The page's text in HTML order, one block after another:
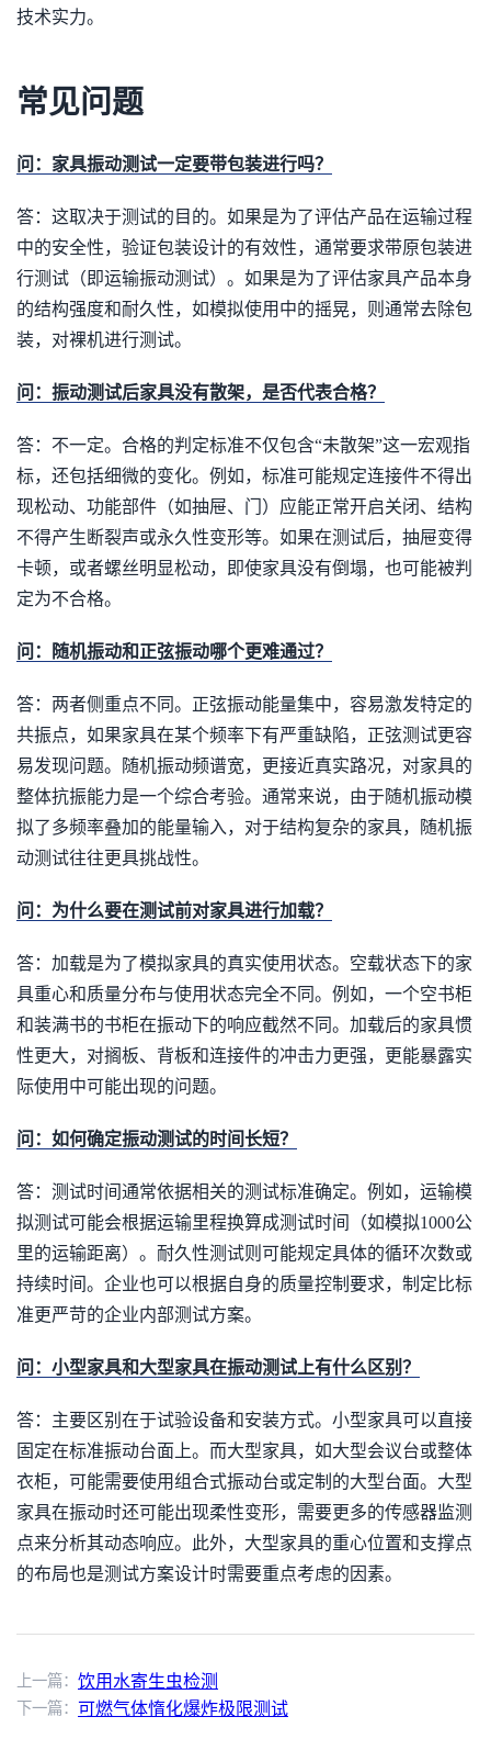
技术实力。
常见问题
问：家具振动测试一定要带包装进行吗？
答：这取决于测试的目的。如果是为了评估产品在运输过程
中的安全性，验证包装设计的有效性，通常要求带原包装进
行测试（即运输振动测试）。如果是为了评估家具产品本身
的结构强度和耐久性，如模拟使用中的摇晃，则通常去除包
装，对裸机进行测试。
问：振动测试后家具没有散架，是否代表合格？
答：不一定。合格的判定标准不仅包含“未散架”这一宏观指
标，还包括细微的变化。例如，标准可能规定连接件不得出
现松动、功能部件（如抽屉、门）应能正常开启关闭、结构
不得产生断裂声或永久性变形等。如果在测试后，抽屉变得
卡顿，或者螺丝明显松动，即使家具没有倒塌，也可能被判
定为不合格。
问：随机振动和正弦振动哪个更难通过？
答：两者侧重点不同。正弦振动能量集中，容易激发特定的
共振点，如果家具在某个频率下有严重缺陷，正弦测试更容
易发现问题。随机振动频谱宽，更接近真实路况，对家具的
整体抗振能力是一个综合考验。通常来说，由于随机振动模
拟了多频率叠加的能量输入，对于结构复杂的家具，随机振
动测试往往更具挑战性。
问：为什么要在测试前对家具进行加载？
答：加载是为了模拟家具的真实使用状态。空载状态下的家
具重心和质量分布与使用状态完全不同。例如，一个空书柜
和装满书的书柜在振动下的响应截然不同。加载后的家具惯
性更大，对搁板、背板和连接件的冲击力更强，更能暴露实
际使用中可能出现的问题。
问：如何确定振动测试的时间长短？
答：测试时间通常依据相关的测试标准确定。例如，运输模
拟测试可能会根据运输里程换算成测试时间（如模拟1000公
里的运输距离）。耐久性测试则可能规定具体的循环次数或
持续时间。企业也可以根据自身的质量控制要求，制定比标
准更严苛的企业内部测试方案。
问：小型家具和大型家具在振动测试上有什么区别？
答：主要区别在于试验设备和安装方式。小型家具可以直接
固定在标准振动台面上。而大型家具，如大型会议台或整体
衣柜，可能需要使用组合式振动台或定制的大型台面。大型
家具在振动时还可能出现柔性变形，需要更多的传感器监测
点来分析其动态响应。此外，大型家具的重心位置和支撑点
的布局也是测试方案设计时需要重点考虑的因素。
上一篇： 饮用水寄生虫检测
下一篇： 可燃气体惰化爆炸极限测试